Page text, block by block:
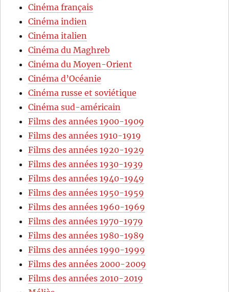
Cinéma français
Cinéma indien
Cinéma italien
Cinéma du Maghreb
Cinéma du Moyen-Orient
Cinéma d’Océanie
Cinéma russe et soviétique
Cinéma sud-américain
Films des années 1900-1909
Films des années 1910-1919
Films des années 1920-1929
Films des années 1930-1939
Films des années 1940-1949
Films des années 1950-1959
Films des années 1960-1969
Films des années 1970-1979
Films des années 1980-1989
Films des années 1990-1999
Films des années 2000-2009
Films des années 2010-2019